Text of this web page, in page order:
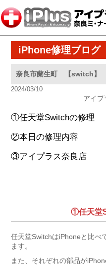
iPhone修理ブログ
奈良市蘭生町 【switch】
2024/03/10
アイプ
①任天堂Switchの修理
②本日の修理内容
③アイプラス奈良店
①任天堂
任天堂SwitchはiPhoneと比べ
ます。
また、それぞれの部品が